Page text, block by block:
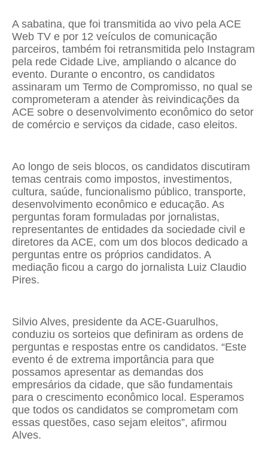
A sabatina, que foi transmitida ao vivo pela ACE
Web TV e por 12 veículos de comunicação
parceiros, também foi retransmitida pelo Instagram
pela rede Cidade Live, ampliando o alcance do
evento. Durante o encontro, os candidatos
assinaram um Termo de Compromisso, no qual se
comprometeram a atender às reivindicações da
ACE sobre o desenvolvimento econômico do setor
de comércio e serviços da cidade, caso eleitos.
Ao longo de seis blocos, os candidatos discutiram
temas centrais como impostos, investimentos,
cultura, saúde, funcionalismo público, transporte,
desenvolvimento econômico e educação. As
perguntas foram formuladas por jornalistas,
representantes de entidades da sociedade civil e
diretores da ACE, com um dos blocos dedicado a
perguntas entre os próprios candidatos. A
mediação ficou a cargo do jornalista Luiz Claudio
Pires.
Silvio Alves, presidente da ACE-Guarulhos,
conduziu os sorteios que definiram as ordens de
perguntas e respostas entre os candidatos. “Este
evento é de extrema importância para que
possamos apresentar as demandas dos
empresários da cidade, que são fundamentais
para o crescimento econômico local. Esperamos
que todos os candidatos se comprometam com
essas questões, caso sejam eleitos”, afirmou
Alves.